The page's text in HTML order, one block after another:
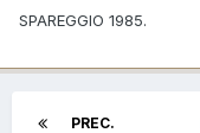
SPAREGGIO 1985.
PREC.